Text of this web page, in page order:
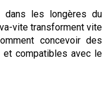
dans les longères du
vite transforment vite
concevoir des
et compatibles avec le